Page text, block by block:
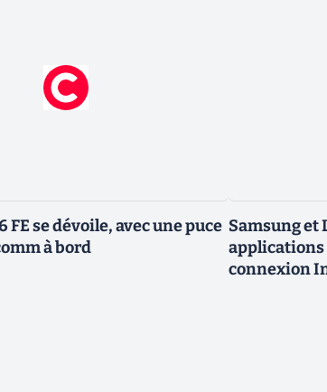
FE se dévoile, avec une puce
à bord
Samsung et
applications
connexion